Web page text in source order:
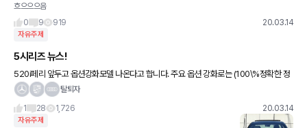
니다! 벤츠는 계약 당시 프로모션이아니라 출고 당시 프로모션으로 가는걸로 알고있는데
비엠은 계약 당시 프로모션으로
흐으으으음
0
9 919 20.03.14
자유주제
5시리즈 뉴스!
520i페리 앞두고 옵션강화모델 나온다고 합니다. 주요 옵션 강화로는 (100\%정확한 정
보는 아닙니다) 2열 시트 폴딩은 거의 확정이라고 하네요 이밖에 조수석 쪽에 무슨 기능탈퇴자
1
28 1,726 20.03.14
자유주제